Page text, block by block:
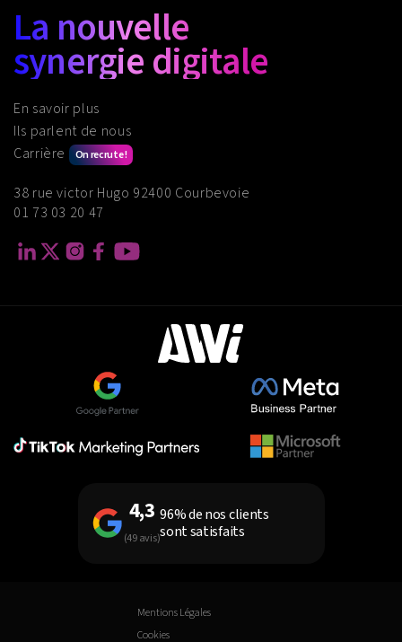
La nouvelle
synergie digitale
En savoir plus
Ils parlent de nous
Carrière
On recrute !
38 rue victor Hugo 92400 Courbevoie
01 73 03 20 47
4,3
(49 avis)
96% de nos clients
sont satisfaits
Mentions Légales
Cookies